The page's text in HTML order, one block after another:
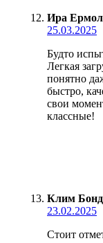
Ира
25.03.2025
Будто
Легкая
понятно
быстро,
свои
классные!
Клим
23.02.2025
Стоит